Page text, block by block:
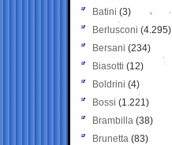
Batini (3)
Berlusconi (4.295)
Bersani (234)
Biasotti (12)
Boldrini (4)
Bossi (1.221)
Brambilla (38)
Brunetta (83)